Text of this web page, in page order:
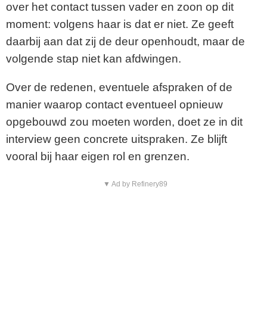
over het contact tussen vader en zoon op dit
moment: volgens haar is dat er niet. Ze geeft
daarbij aan dat zij de deur openhoudt, maar de
volgende stap niet kan afdwingen.
Over de redenen, eventuele afspraken of de
manier waarop contact eventueel opnieuw
opgebouwd zou moeten worden, doet ze in dit
interview geen concrete uitspraken. Ze blijft
vooral bij haar eigen rol en grenzen.
▼ Ad by Refinery89